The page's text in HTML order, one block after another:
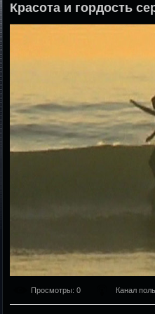
Красота и гордость
Просмотры: 0 Канал